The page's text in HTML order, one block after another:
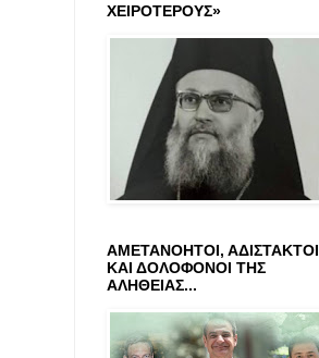
ΧΕΙΡΟΤΕΡΟΥΣ»
ΑΜΕΤΑΝΟΗΤΟΙ, ΑΔΙΣΤΑΚΤΟΙ
ΚΑΙ ΔΟΛΟΦΟΝΟΙ ΤΗΣ
ΑΛΗΘΕΙΑΣ...